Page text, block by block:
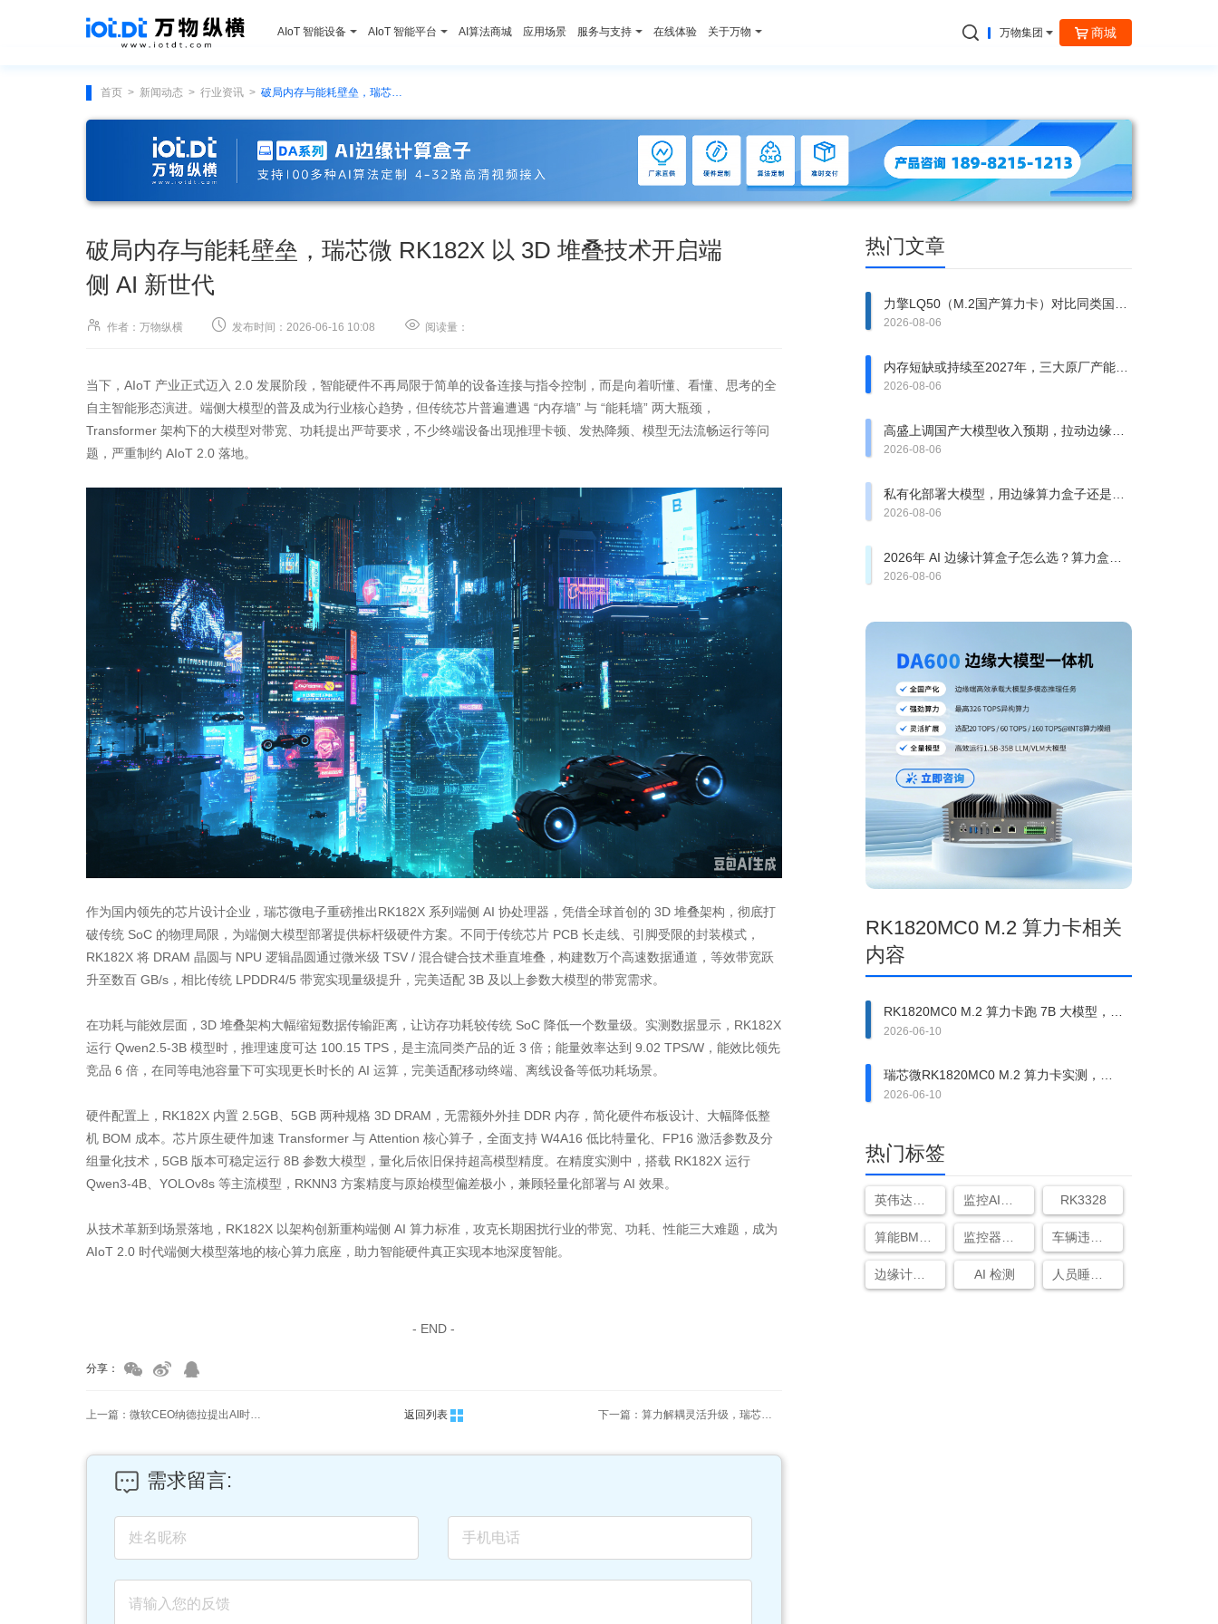
AIoT 智能设备 AIoT 智能平台 AI算法商城 应用场景 服务与支持 在线体验 关于万物 万物集团 商城
首页 > 新闻动态 > 行业资讯 > 破局内存与能耗壁垒，瑞芯微 RK182X 以 3D 堆叠技术开启端侧 AI 新世代
破局内存与能耗壁垒，瑞芯微 RK182X 以 3D 堆叠技术开启端
侧 AI 新世代
 作者：万物纵横  发布时间：2026-06-16 10:08  阅读量：
当下，AIoT 产业正式迈入 2.0 发展阶段，智能硬件不再局限于简单的设备连接与指令控制，而是向着听懂、看懂、思考的全
自主智能形态演进。端侧大模型的普及成为行业核心趋势，但传统芯片普遍遭遇 “内存墙” 与 “能耗墙” 两大瓶颈，
Transformer 架构下的大模型对带宽、功耗提出严苛要求，不少终端设备出现推理卡顿、发热降频、模型无法流畅运行等问
题，严重制约 AIoT 2.0 落地。
作为国内领先的芯片设计企业，瑞芯微电子重磅推出RK182X 系列端侧 AI 协处理器，凭借全球首创的 3D 堆叠架构，彻底打
破传统 SoC 的物理局限，为端侧大模型部署提供标杆级硬件方案。不同于传统芯片 PCB 长走线、引脚受限的封装模式，
RK182X 将 DRAM 晶圆与 NPU 逻辑晶圆通过微米级 TSV / 混合键合技术垂直堆叠，构建数万个高速数据通道，等效带宽跃
升至数百 GB/s，相比传统 LPDDR4/5 带宽实现量级提升，完美适配 3B 及以上参数大模型的带宽需求。
在功耗与能效层面，3D 堆叠架构大幅缩短数据传输距离，让访存功耗较传统 SoC 降低一个数量级。实测数据显示，RK182X
运行 Qwen2.5-3B 模型时，推理速度可达 100.15 TPS，是主流同类产品的近 3 倍；能量效率达到 9.02 TPS/W，能效比领先
竞品 6 倍，在同等电池容量下可实现更长时长的 AI 运算，完美适配移动终端、离线设备等低功耗场景。
硬件配置上，RK182X 内置 2.5GB、5GB 两种规格 3D DRAM，无需额外外挂 DDR 内存，简化硬件布板设计、大幅降低整
机 BOM 成本。芯片原生硬件加速 Transformer 与 Attention 核心算子，全面支持 W4A16 低比特量化、FP16 激活参数及分
组量化技术，5GB 版本可稳定运行 8B 参数大模型，量化后依旧保持超高模型精度。在精度实测中，搭载 RK182X 运行
Qwen3-4B、YOLOv8s 等主流模型，RKNN3 方案精度与原始模型偏差极小，兼顾轻量化部署与 AI 效果。
从技术革新到场景落地，RK182X 以架构创新重构端侧 AI 算力标准，攻克长期困扰行业的带宽、功耗、性能三大难题，成为
AIoT 2.0 时代端侧大模型落地的核心算力底座，助力智能硬件真正实现本地深度智能。
- END -
分享：
上一篇：微软CEO纳德拉提出AI时代「Token资本」全新核心概念 返回列表 下一篇：算力解耦灵活升级，瑞芯微 RK182X 主控 + 协处理器双架构重塑 AIoT 研发模式
需求留言:
热门文章
力擎LQ50（M.2国产算力卡）对比同类国产
M.2算力卡核心优势
2026-08-06
内存短缺或持续至2027年，三大原厂产能提
前售罄
2026-08-06
高盛上调国产大模型收入预期，拉动边缘算
力盒子、一体机需求走强
2026-08-06
私有化部署大模型，用边缘算力盒子还是大
模型一体机？
2026-08-06
2026年 AI 边缘计算盒子怎么选？算力盒
子、大模型一体机有哪些坑？
2026-08-06
RK1820MC0 M.2 算力卡相关
内容
RK1820MC0 M.2 算力卡跑 7B 大模型，延
迟和帧率表现如何？
2026-06-10
瑞芯微RK1820MC0 M.2 算力卡实测，
20TOPS 算力表现到底如何？
2026-06-10
热门标签
RK3328
AI 检测